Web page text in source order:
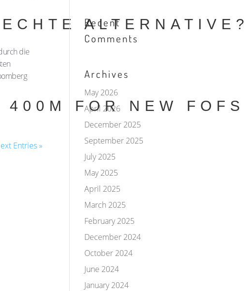
ALTERNATIVE?
die
FOR NEW FOFS
Entries »
Recent
Comments
Archives
May 2026
April 2026
December 2025
September 2025
July 2025
May 2025
April 2025
March 2025
February 2025
December 2024
October 2024
June 2024
January 2024